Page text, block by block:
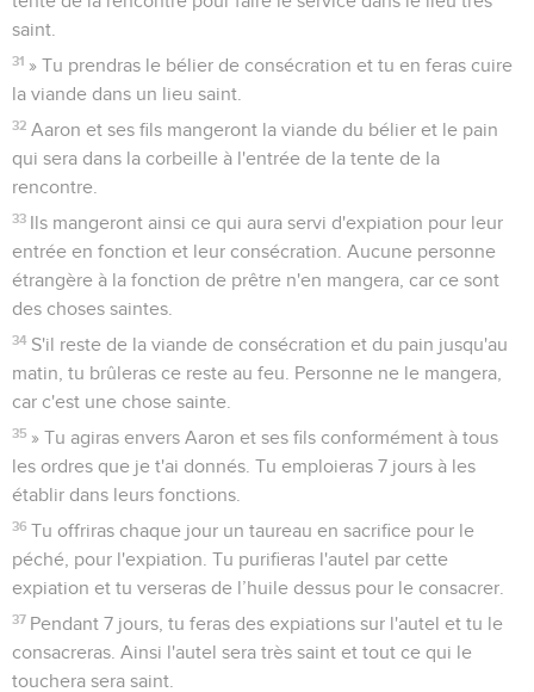
saint.
31 » Tu prendras le bélier de consécration et tu en feras cuire
la viande dans un lieu saint.
32 Aaron et ses fils mangeront la viande du bélier et le pain
qui sera dans la corbeille à l'entrée de la tente de la
rencontre.
33 Ils mangeront ainsi ce qui aura servi d'expiation pour leur
entrée en fonction et leur consécration. Aucune personne
étrangère à la fonction de prêtre n'en mangera, car ce sont
des choses saintes.
34 S'il reste de la viande de consécration et du pain jusqu'au
matin, tu brûleras ce reste au feu. Personne ne le mangera,
car c'est une chose sainte.
35 » Tu agiras envers Aaron et ses fils conformément à tous
les ordres que je t'ai donnés. Tu emploieras 7 jours à les
établir dans leurs fonctions.
36 Tu offriras chaque jour un taureau en sacrifice pour le
péché, pour l'expiation. Tu purifieras l'autel par cette
expiation et tu verseras de l’huile dessus pour le consacrer.
37 Pendant 7 jours, tu feras des expiations sur l'autel et tu le
consacreras. Ainsi l'autel sera très saint et tout ce qui le
touchera sera saint.